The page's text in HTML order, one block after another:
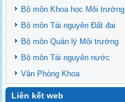
Bộ môn Khoa học Môi trường
Bộ môn Tài nguyên Đất đai
Bộ môn Quản lý Môi trường
Bộ môn Tài nguyên nước
Văn Phòng Khoa
Liên kết web